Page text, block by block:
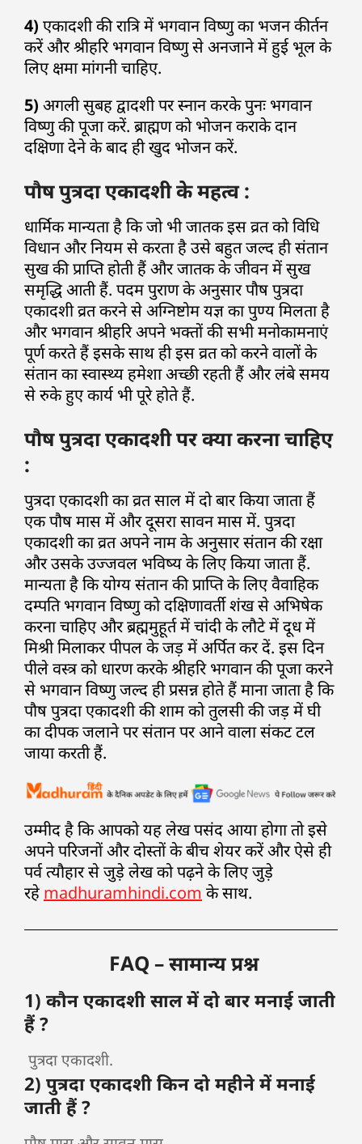
4) एकादशी की रात्रि में भगवान विष्णु का भजन कीर्तन
करें और श्रीहरि भगवान विष्णु से अनजाने में हुई भूल के
लिए क्षमा मांगनी चाहिए.
5) अगली सुबह द्वादशी पर स्नान करके पुनः भगवान
विष्णु की पूजा करें. ब्राह्मण को भोजन कराके दान
दक्षिणा देने के बाद ही खुद भोजन करें.
पौष पुत्रदा एकादशी के महत्व :
धार्मिक मान्यता है कि जो भी जातक इस व्रत को विधि
विधान और नियम से करता है उसे बहुत जल्द ही संतान
सुख की प्राप्ति होती हैं और जातक के जीवन में सुख
समृद्धि आती हैं. पदम पुराण के अनुसार पौष पुत्रदा
एकादशी व्रत करने से अग्निष्टोम यज्ञ का पुण्य मिलता है
और भगवान श्रीहरि अपने भक्तों की सभी मनोकामनाएं
पूर्ण करते हैं इसके साथ ही इस व्रत को करने वालों के
संतान का स्वास्थ्य हमेशा अच्छी रहती हैं और लंबे समय
से रुके हुए कार्य भी पूरे होते हैं.
पौष पुत्रदा एकादशी पर क्या करना चाहिए
:
पुत्रदा एकादशी का व्रत साल में दो बार किया जाता हैं
एक पौष मास में और दूसरा सावन मास में. पुत्रदा
एकादशी का व्रत अपने नाम के अनुसार संतान की रक्षा
और उसके उज्जवल भविष्य के लिए किया जाता हैं.
मान्यता है कि योग्य संतान की प्राप्ति के लिए वैवाहिक
दम्पति भगवान विष्णु को दक्षिणावर्ती शंख से अभिषेक
करना चाहिए और ब्रह्ममुहूर्त में चांदी के लौटे में दूध में
मिश्री मिलाकर पीपल के जड़ में अर्पित कर दें. इस दिन
पीले वस्त्र को धारण करके श्रीहरि भगवान की पूजा करने
से भगवान विष्णु जल्द ही प्रसन्न होते हैं माना जाता है कि
पौष पुत्रदा एकादशी की शाम को तुलसी की जड़ में घी
का दीपक जलाने पर संतान पर आने वाला संकट टल
जाया करती हैं.
उम्मीद है कि आपको यह लेख पसंद आया होगा तो इसे
अपने परिजनों और दोस्तों के बीच शेयर करें और ऐसे ही
पर्व त्यौहार से जुड़े लेख को पढ़ने के लिए जुड़े
रहे madhuramhindi.com के साथ.
FAQ – सामान्य प्रश्न
1) कौन एकादशी साल में दो बार मनाई जाती
हैं ?
पुत्रदा एकादशी.
2) पुत्रदा एकादशी किन दो महीने में मनाई
जाती हैं ?